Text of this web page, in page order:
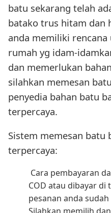
batu sekarang telah
batako trus hitam dan
anda memiliki
rumah yg idam-
dan memerlukan
silahkan memesan
penyedia bahan batu
terpercaya.
Sistem memesan batu
terpercaya:
Cara pembayaran
COD atau dibayar
pesanan anda